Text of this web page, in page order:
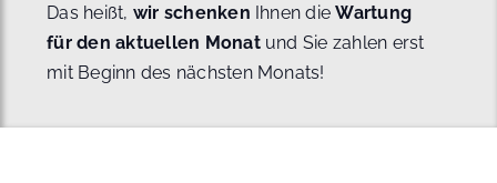
Das heißt, wir schenken Ihnen dieWartung
für den aktuellen Monat und Sie zahlen erst
mit Beginn des nächsten Monats!